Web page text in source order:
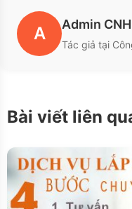
A Admin
Tác giả tại
Bài viết liên